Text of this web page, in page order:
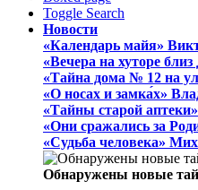
Toggle Search
Новости
«Календарь майя»
«Вечера на хуторе
«Тайна дома № 12 на
«О носах и замка́х»
«Тайны старой
«Они сражались за
«Судьба человека»
Обнаружены новые